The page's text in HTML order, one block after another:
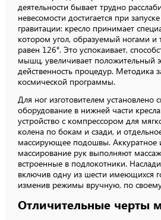
деятельности бывает трудно
невесомости достигается при
гравитации: кресло принимает
котором угол, образуемый ногами и
равен 126°. Это успокаивает,
мышц, увеличивает положительный
действенность процедур. Методика
космической программы.
Для ног изготовителем установлено
оборудование в нижней части
устройство с компрессором для
колена по бокам и сзади, и
массирующее подошвы. Аккуратное
массирование рук выполняют
встроенные в подлокотники.
включив одну из шести имеющихся
изменив режимы вручную, по своему
Отличительные черты